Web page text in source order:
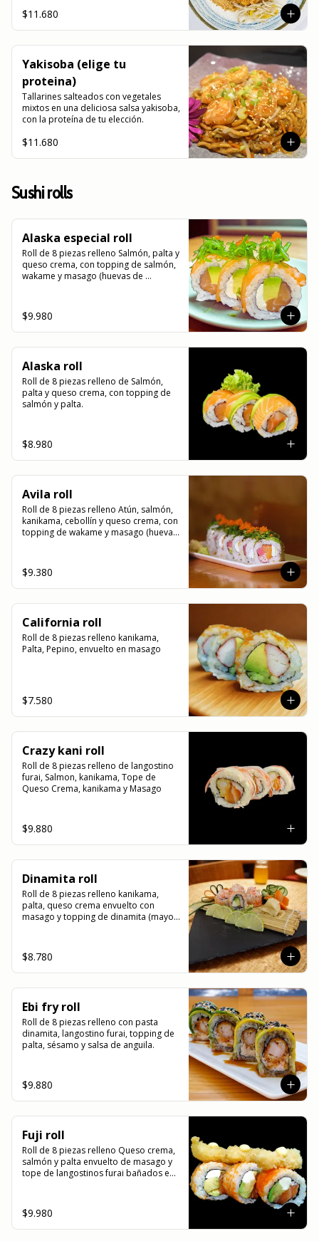
$11.680
Yakisoba (elige tu
proteina)
Tallarines salteados con vegetales
mixtos en una deliciosa salsa yakisoba,
con la proteína de tu elección.
$11.680
Sushi rolls
Alaska especial roll
Roll de 8 piezas relleno Salmón, palta y
queso crema, con topping de salmón,
wakame y masago (huevas de
$9.980
Alaska roll
Roll de 8 piezas relleno de Salmón,
palta y queso crema, con topping de
salmón y palta.
$8.980
Avila roll
Roll de 8 piezas relleno Atún, salmón,
kanikama, cebollín y queso crema, con
topping de wakame y masago (huevas
$9.380
California roll
Roll de 8 piezas relleno kanikama,
Palta, Pepino, envuelto en masago
$7.580
Crazy kani roll
Roll de 8 piezas relleno de langostino
furai, Salmon, kanikama, Tope de
Queso Crema, kanikama y Masago
$9.880
Dinamita roll
Roll de 8 piezas relleno kanikama,
palta, queso crema envuelto con
masago y topping de dinamita (mayo y
$8.780
Ebi fry roll
Roll de 8 piezas relleno con pasta
dinamita, langostino furai, topping de
palta, sésamo y salsa de anguila.
$9.880
Fuji roll
Roll de 8 piezas relleno Queso crema,
salmón y palta envuelto de masago y
tope de langostinos furai bañados en
$9.980